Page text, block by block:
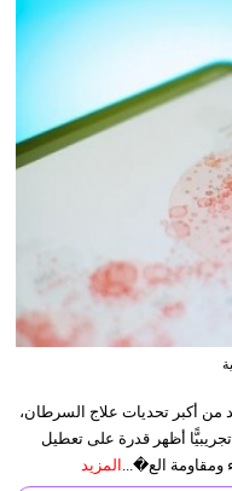
من أكبر تحديات علاج السرطان،
تجريبيًّا أظهر قدرة على تعطيل
ومقاومة الع�... المزيد